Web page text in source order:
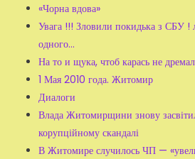
«Чорна вдова»
Увага !!! Зловили покидька з СБУ !
одного...
На то и щука, чтоб карась не дремал
1 Мая 2010 года. Житомир
Диалоги
Влада Житомирщини знову
корупційному скандалі
В Житомире случилось ЧП —